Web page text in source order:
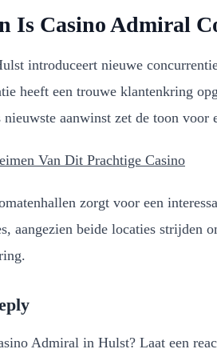
Is Casino Admiral
introduceert nieuwe
heeft een trouwe klantenkring
aanwinst zet de toon
Van Dit Prachtige Casino
zorgt voor een
aangezien beide locaties
Admiral in Hulst? Laat een